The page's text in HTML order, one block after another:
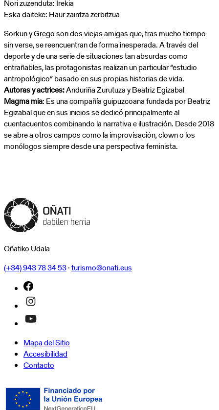
Nori zuzenduta: Irekia
Eska daiteke: Haur zaintza zerbitzua
Sorkun y Grego son dos viejas amigas que, tras mucho tiempo
sin verse, se reencuentran de forma inesperada. A través del
deporte y de una serie de situaciones tan absurdas como
entrañables, las protagonistas realizan un particular “estudio
antropológico” basado en sus propias historias de vida.
Autoras y actrices:Anduriña Zurutuza y Beatriz Egizabal
Magma mia: Es una compañía guipuzcoana fundada por Beatriz
Egizabal que en sus inicios se dedicó principalmente al
cuentacuentos combinando la narrativa e ilustración. Desde 2018
se abre a otros campos como la improvisación, clown o los
monólogos siempre desde una perspectiva feminista.
Oñatiko Udala
(+34) 943 78 34 53·turismo@onati.eus
Mapa del Sitio
Accesibilidad
Contacto